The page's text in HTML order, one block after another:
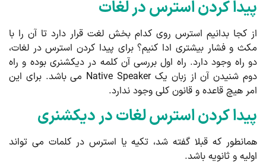
کردن استرس در لغات
کجا بدانیم استرس روی کدام بخش لغت قرار دارد تا آن را با
و فشار بیشتری ادا کنیم؟ برای پیدا کردن استرس در لغات،
راه وجود دارد. راه اول بررسی آن کلمه در دیکشنری بوده و راه
دوم شنیدن آن از زبان یک Native Speaker می باشد. برای این
هیچ قاعده و قانون کلی وجود ندارد.
کردن استرس لغات در دیکشنری
که قبلا گفته شد، تکیه یا استرس در کلمات می تواند
و ثانویه باشد.